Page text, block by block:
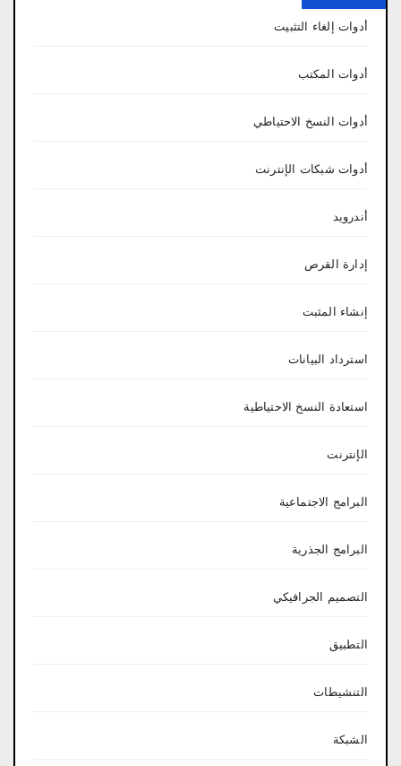
أدوات إلغاء التثبيت
أدوات المكتب
أدوات النسخ الاحتياطي
أدوات شبكات الإنترنت
أندرويد
إدارة القرص
إنشاء المثبت
استرداد البيانات
استعادة النسخ الاحتياطية
الإنترنت
البرامج الاجتماعية
البرامج الجذرية
التصميم الجرافيكي
التطبيق
التنشيطات
الشبكة